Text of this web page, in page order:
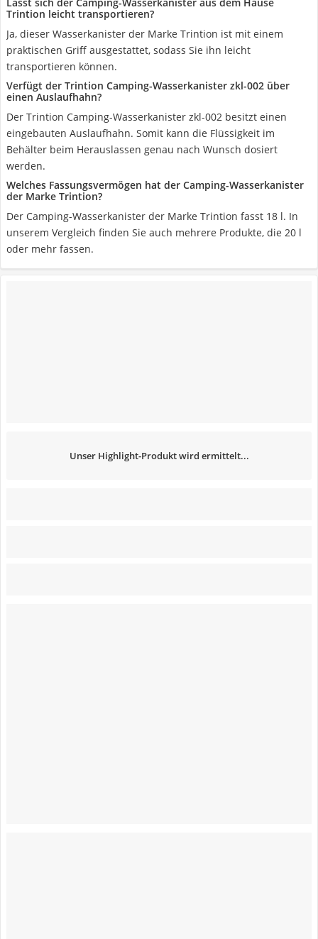
Trintion leicht transportieren?
Ja, dieser Wasserkanister der Marke Trintion ist mit einem
praktischen Griff ausgestattet, sodass Sie ihn leicht
transportieren können.
Verfügt der Trintion Camping-Wasserkanister zkl-002 über
einen Auslaufhahn?
Der Trintion Camping-Wasserkanister zkl-002 besitzt einen
eingebauten Auslaufhahn. Somit kann die Flüssigkeit im
Behälter beim Herauslassen genau nach Wunsch dosiert
werden.
Welches Fassungsvermögen hat der Camping-Wasserkanister
der Marke Trintion?
Der Camping-Wasserkanister der Marke Trintion fasst 18 l. In
unserem Vergleich finden Sie auch mehrere Produkte, die 20 l
oder mehr fassen.
Unser Highlight-Produkt wird ermittelt...